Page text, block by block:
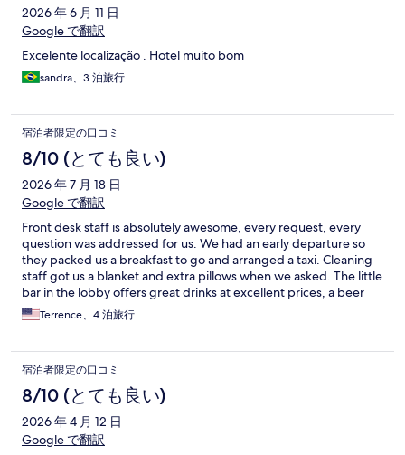
ミ
2026 年 6 月 11 日
Google で翻訳
Excelente localização . Hotel muito bom
sandra、3 泊旅行
宿泊者限定の口コミ
8/10 (とても良い)
2026 年 7 月 18 日
Google で翻訳
Front desk staff is absolutely awesome, every request, every
question was addressed for us. We had an early departure so
they packed us a breakfast to go and arranged a taxi. Cleaning
staff got us a blanket and extra pillows when we asked. The little
bar in the lobby offers great drinks at excellent prices, a beer
was only $3 euro!
Terrence、4 泊旅行
宿泊者限定の口コミ
8/10 (とても良い)
2026 年 4 月 12 日
Google で翻訳